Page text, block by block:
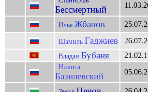
Бессмертный
Илья Жбанов
Шамиль Гаджиев
Владан Бубаня
Никита
Базилевский